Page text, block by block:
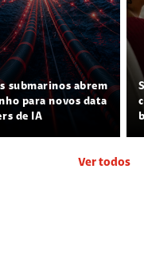
submarinos abrem
para novos data
de IA
Ver todos